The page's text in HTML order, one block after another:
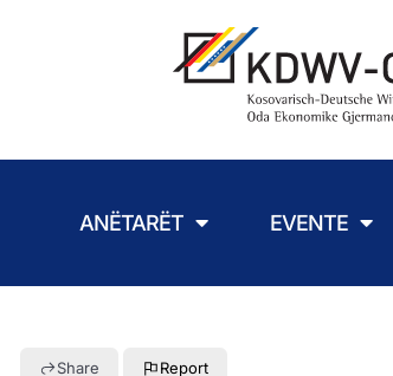
ANËTARËT EVENTE
Share Report